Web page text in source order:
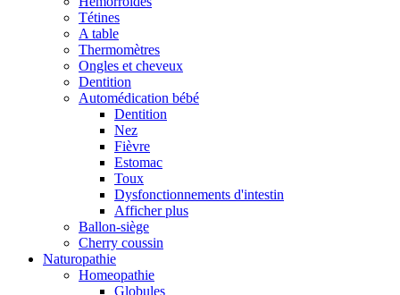
Tétines
A table
Thermomètres
Ongles et cheveux
Dentition
Automédication bébé
Dentition
Nez
Fièvre
Estomac
Toux
Dysfonctionnements d'intestin
Afficher plus
Ballon-siège
Cherry coussin
Naturopathie
Homeopathie
Globules